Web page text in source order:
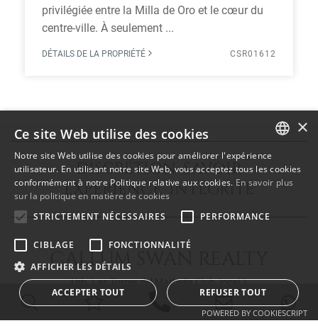
privilégiée entre la Milla de Oro et le cœur du
centre-ville. À seulement ...
DÉTAILS DE LA PROPRIÉTÉ CSR01612
DISCRÉTION SAVOIR
EXPÉRIENCE INTÉGRITÉ
CALLUM SWAN REALTY
Urb. Las Torres del Marbella Club, local 1
Blvd. Principe Alfonso de Hohenlohe
29602 Marbella Málaga
ENGLISH
SPANISH
FRENCH
×
Ce site Web utilise des cookies
Notre site Web utilise des cookies pour améliorer l'expérience
utilisateur. En utilisant notre site Web, vous acceptez tous les cookies
conformément à notre Politique relative aux cookies. En savoir plus
sur la politique en matière de cookies
STRICTEMENT NÉCESSAIRES
PERFORMANCE
CIBLAGE
FONCTIONNALITÉ
AFFICHER LES DÉTAILS
ACCEPTER TOUT REFUSER TOUT
POWERED BY COOKIESCRIPT